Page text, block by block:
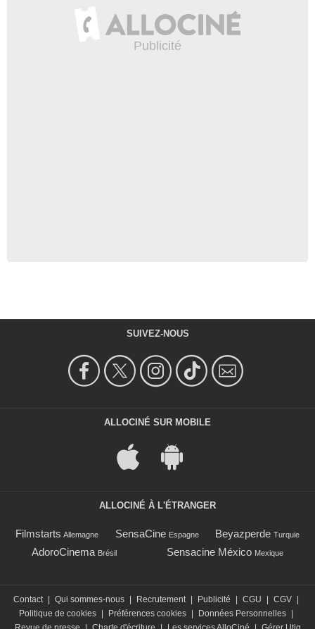
SUIVEZ-NOUS
ALLOCINÉ SUR MOBILE
ALLOCINÉ À L'ÉTRANGER
Filmstarts Allemagne SensaCine Espagne Beyazperde Turquie
AdoroCinema Brésil Sensacine México Mexique
Contact | Qui sommes-nous | Recrutement | Publicité | CGU | CGV |
Politique de cookies | Préférences cookies | Données Personnelles |